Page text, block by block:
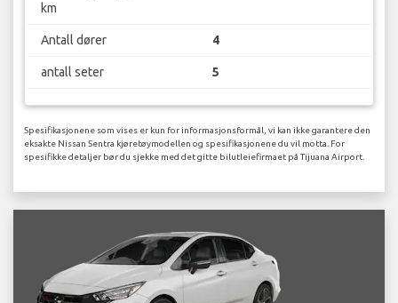
km
Antall dører 4
antall seter 5
Spesifikasjonene som vises er kun for informasjonsformål, vi kan ikke garantere den
eksakte Nissan Sentra kjøretøymodellen og spesifikasjonene du vil motta. For
spesifikke detaljer bør du sjekke med det gitte bilutleiefirmaet på Tijuana Airport.